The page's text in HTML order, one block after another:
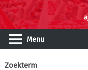
Menu
Zoekterm